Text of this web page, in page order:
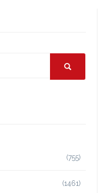
(755)
(1461)